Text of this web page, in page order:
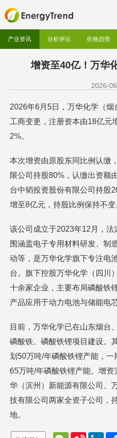
产业资讯 分析评论 价格趋势
增资至40亿！万华
2026-
2026年6月5日，万华化学（
工商变更，注册资本由18亿元
2%。
本次增资由原股东同比例认缴
限公司持股80%，认缴出资额
台中韬投资股份有限公司持股
增至8亿元，持股比例保持不变
该公司成立于2023年12月，
围涵盖电子专用材料研发、制
动等，是万华化学旗下专注电
台。旗下控股万华化学（四川
十余家企业，主要布局磷酸铁
产品应用于动力电池与储能电
目前，万华化学已在山东烟台
磷酸铁、磷酸铁锂项目建设。
划50万吨/年磷酸铁锂产能，一
65万吨/年磷酸铁锂产能。增
华（滨州）新能源有限公司、
技有限公司两家全资子公司，
地。
W S L